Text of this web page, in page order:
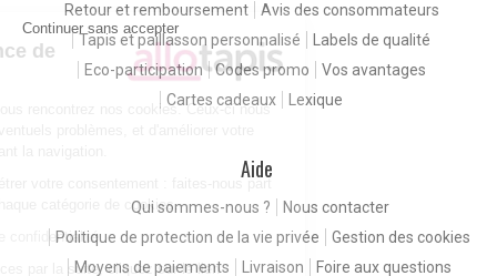
Continuer sans accepter
Pour une expérience de
meilleure qualité
En consultant notre site, vous rencontrez nos cookies. Ceux-ci nous
de vos préférences pour chaque catégorie de cookies.
Consulter notre politique de confidentialité
Pour modifier vos préférences par la suite, cliquez sur le lien
Retour et remboursement
Avis des consommateurs
Tapis et paillasson personnalisé
Labels de qualité
Eco-participation
Codes promo
Vos avantages
Cartes cadeaux
Lexique
Aide
Qui sommes-nous ?
Nous contacter
Politique de protection de la vie privée
Gestion des cookies
Moyens de paiements
Livraison Foire aux questions